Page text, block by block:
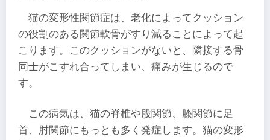
猫の変形性関節症は、老化によってクッション
の役割のある関節軟骨がすり減ることによって起
こります。このクッションがないと、隣接する骨
同士がこすれ合ってしまい、痛みが生じるので
す。
この病気は、猫の脊椎や股関節、膝関節に足
首、肘関節にもっとも多く発症します。猫の変形